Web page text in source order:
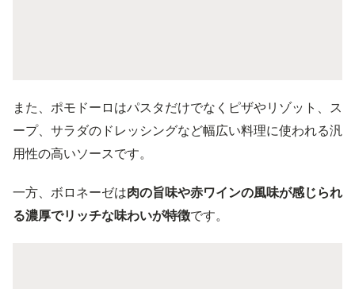
また、ポモドーロはパスタだけでなくピザやリゾット、ス
ープ、サラダのドレッシングなど幅広い料理に使われる汎
用性の高いソースです。
一方、ボロネーゼは肉の旨味や赤ワインの風味が感じられ
る濃厚でリッチな味わいが特徴です。